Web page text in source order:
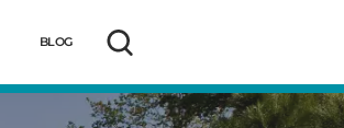
BLOG
Rechercher